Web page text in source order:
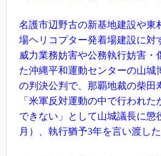
名護市辺野古の新基地建設や東
場ヘリコプター発着場建設に対
威力業務妨害や公務執行妨害・
た沖縄平和運動センターの山城
の判決公判で、那覇地裁の柴田
「米軍反対運動の中で行われ
できない」として山城議長に懲
月）、執行猶予3年を言い渡した